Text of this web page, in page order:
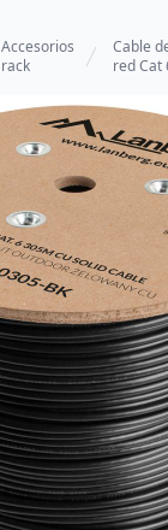
Accesorios
rack
Cable
red Cat